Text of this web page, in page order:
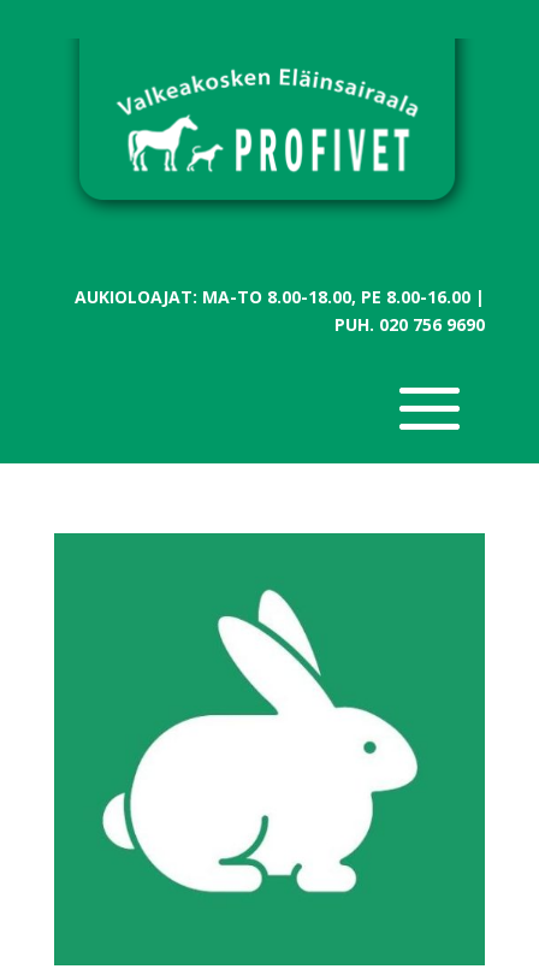
AUKIOLOAJAT: MA-TO 8.00-18.00, PE 8.00-16.00 |
PUH. 020 756 9690